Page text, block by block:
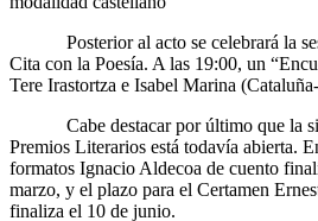
Posterior al acto se celebrará la
Cita con la Poesía. A las 19:00, un
Tere Irastortza e Isabel Marina
Cabe destacar por último que la
Premios Literarios está todavía abierta.
formatos Ignacio Aldecoa de cuento
marzo, y el plazo para el Certamen
finaliza el 10 de junio.